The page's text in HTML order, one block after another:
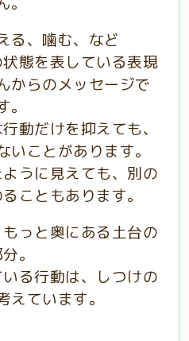
る、噛む、など
態を表している表現
からのメッセージで
。
動だけを抑えても、
ことがあります。
うに見えても、別の
こともあります。
っと奥にある土台の
。
る行動は、しつけの
えています。